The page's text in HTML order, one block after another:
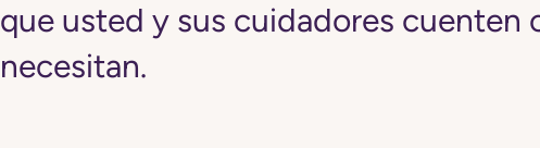
que usted y sus cuidadores cuenten
necesitan.